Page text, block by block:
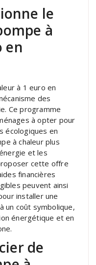
le
à
en
à 1 euro en
des
Ce programme
à opter pour
écologiques en
à chaleur plus
et les
cette offre
financières
peuvent ainsi
installer une
un coût symbolique,
énergétique et en
de